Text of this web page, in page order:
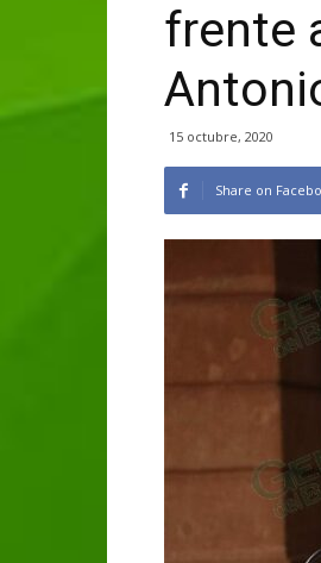
frente
15 octubre, 2020
Share on